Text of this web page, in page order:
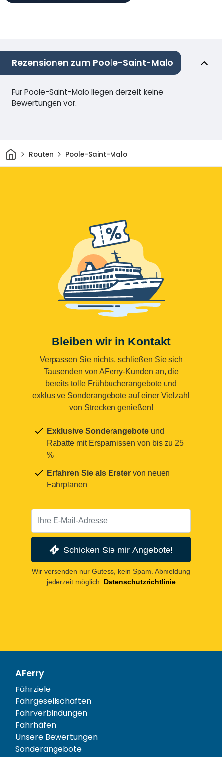
Rezensionen zum Poole-Saint-Malo
Für Poole-Saint-Malo liegen derzeit keine
Bewertungen vor.
HeimRouten Poole-Saint-Malo
Bleiben wir in Kontakt
Verpassen Sie nichts, schließen Sie sich
Tausenden von AFerry-Kunden an, die
bereits tolle Frühbucherangebote und
exklusive Sonderangebote auf einer Vielzahl
von Strecken genießen!
Exklusive Sonderangebote und
Rabatte mit Ersparnissen von bis zu 25
%
Erfahren Sie als Erster von neuen
Fahrplänen
Schicken Sie mir Angebote!
Wir versenden nur Gutess, kein Spam. Abmeldung
jederzeit möglich.
Datenschutzrichtlinie
AFerry
Fährziele
Fährgesellschaften
Fährverbindungen
Fährhäfen
Unsere Bewertungen
Sonderangebote